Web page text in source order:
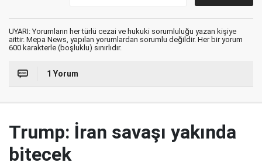
UYARI: Yorumların her türlü cezai ve hukuki sorumluluğu yazan kişiye
aittir. Mepa News, yapılan yorumlardan sorumlu değildir. Her bir yorum
600 karakterle (boşluklu) sınırlıdır.
1 Yorum
Trump: İran savaşı yakında
bitecek